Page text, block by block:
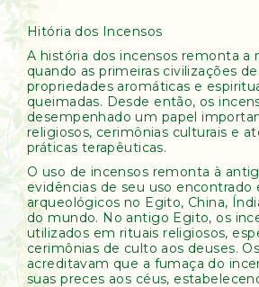
Hitória dos Incensos
A história dos incensos remonta a
quando as primeiras civilizações
propriedades aromáticas e
queimadas. Desde então, os
desempenhado um papel
religiosos, cerimônias culturais e
práticas terapêuticas.
O uso de incensos remonta à
evidências de seu uso encontrado
arqueológicos no Egito, China,
do mundo. No antigo Egito, os
utilizados em rituais religiosos,
cerimônias de culto aos deuses.
acreditavam que a fumaça do
suas preces aos céus,